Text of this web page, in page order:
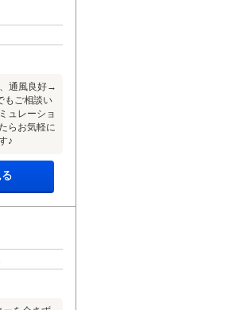
通風良好→
もご相談い
ュレーショ
らお気軽に
♪